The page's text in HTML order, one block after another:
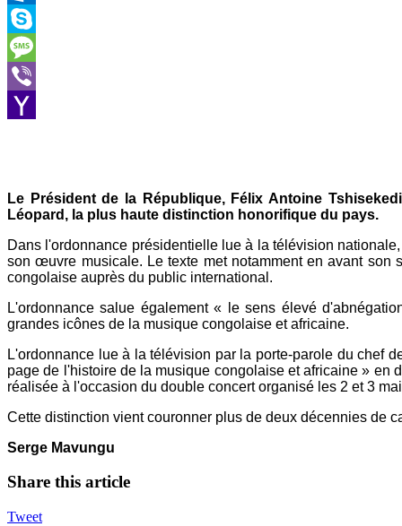
Outlook.com
Skype
Message
Viber
Le Président de la République, Félix Antoine
Léopard, la plus haute distinction honorifique du pays.
Dans l'ordonnance présidentielle lue à la télévision
son œuvre musicale. Le texte met notamment en avant
congolaise auprès du public international.
L'ordonnance salue également « le sens élevé
grandes icônes de la musique congolaise et africaine.
L'ordonnance lue à la télévision par la porte-parole du chef
page de l'histoire de la musique congolaise et africaine » en
réalisée à l'occasion du double concert organisé les 2 et 3
Cette distinction vient couronner plus de deux décennies de
Serge Mavungu
Share this article
Tweet